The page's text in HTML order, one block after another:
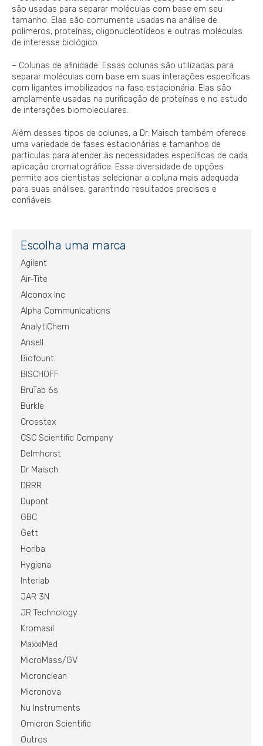
são usadas para separar moléculas com base em seu
tamanho. Elas são comumente usadas na análise de
polímeros, proteínas, oligonucleotídeos e outras moléculas
de interesse biológico.
– Colunas de afinidade: Essas colunas são utilizadas para
separar moléculas com base em suas interações específicas
com ligantes imobilizados na fase estacionária. Elas são
amplamente usadas na purificação de proteínas e no estudo
de interações biomoleculares.
Além desses tipos de colunas, a Dr. Maisch também oferece
uma variedade de fases estacionárias e tamanhos de
partículas para atender às necessidades específicas de cada
aplicação cromatográfica. Essa diversidade de opções
permite aos cientistas selecionar a coluna mais adequada
para suas análises, garantindo resultados precisos e
confiáveis.
Escolha uma marca
Agilent
Air-Tite
Alconox Inc
Alpha Communications
AnalytiChem
Ansell
Biofount
BISCHOFF
BruTab 6s
Bürkle
Crosstex
CSC Scientific Company
Delmhorst
Dr Maisch
DRRR
Dupont
GBC
Gett
Horiba
Hygiena
Interlab
JAR 3N
JR Technology
Kromasil
MaxxiMed
MicroMass/GV
Micronclean
Micronova
Nu Instruments
Omicron Scientific
Outros